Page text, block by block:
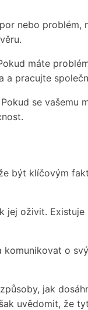
nebo
máte
pracujte
se vašemu
být klíčovým
jej oživit.
o
jak
uvědomit, že